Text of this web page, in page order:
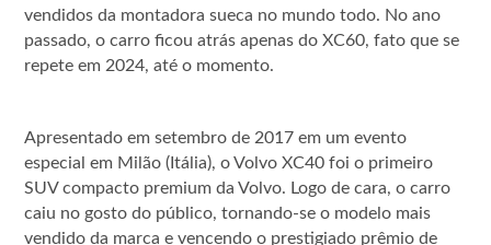
vendidos da montadora sueca no mundo todo. No ano
passado, o carro ficou atrás apenas do XC60, fato que se
repete em 2024, até o momento.
Apresentado em setembro de 2017 em um evento
especial em Milão (Itália), o Volvo XC40 foi o primeiro
SUV compacto premium da Volvo. Logo de cara, o carro
caiu no gosto do público, tornando-se o modelo mais
vendido da marca e vencendo o prestigiado prêmio de